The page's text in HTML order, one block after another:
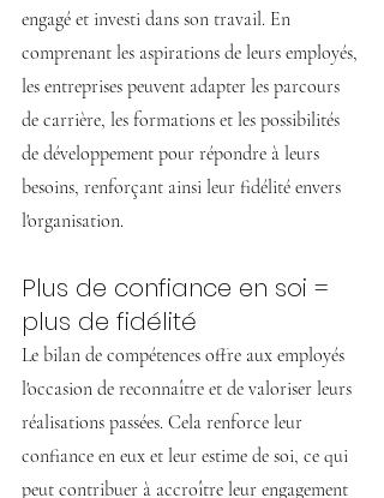
engagé et investi dans son travail. En
comprenant les aspirations de leurs employés,
les entreprises peuvent adapter les parcours
de carrière, les formations et les possibilités
de développement pour répondre à leurs
besoins, renforçant ainsi leur fidélité envers
l'organisation.
Plus de confiance en soi =
plus de fidélité
Le bilan de compétences offre aux employés
l'occasion de reconnaître et de valoriser leurs
réalisations passées. Cela renforce leur
confiance en eux et leur estime de soi, ce qui
peut contribuer à accroître leur engagement